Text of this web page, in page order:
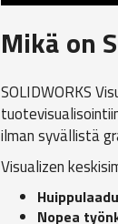
Mikä on
SOLIDWORKS
ilman syvällistä
Visualizen
Nopea